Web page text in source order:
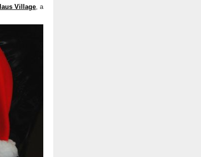
Village , a